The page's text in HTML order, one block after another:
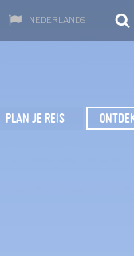
NEDERLANDS
PLAN JE REIS